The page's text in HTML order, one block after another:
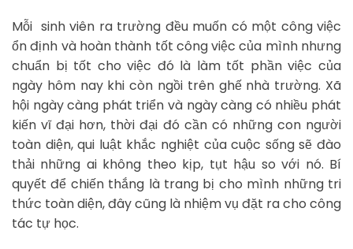
Mỗi sinh viên ra trường đều muốn có một công việc
ổn định và hoàn thành tốt công việc của mình nhưng
chuẩn bị tốt cho việc đó là làm tốt phần việc của
ngày hôm nay khi còn ngồi trên ghế nhà trường. Xã
hội ngày càng phát triển và ngày càng có nhiều phát
kiến vĩ đại hơn, thời đại đó cần có những con người
toàn diện, qui luật khắc nghiệt của cuộc sống sẽ đào
thải những ai không theo kịp, tụt hậu so với nó. Bí
quyết để chiến thắng là trang bị cho mình những tri
thức toàn diện, đây cũng là nhiệm vụ đặt ra cho công
tác tự học.